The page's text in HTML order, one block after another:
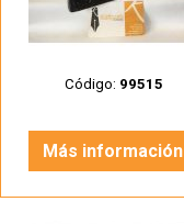
Código: 99515
Más información